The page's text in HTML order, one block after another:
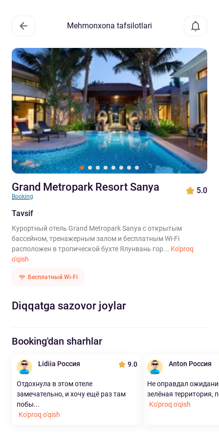
Mehmonxona tafsilotlari
Grand Metropark Resort Sanya
Booking
5.0
Tavsif
Курортный отель Grand Metropark Sanya с открытым
бассейном, тренажерным залом и бесплатным Wi-Fi
расположен в тропической бухте Ялунвань гор... Ko'proq
o'qish
Бесплатный Wi-Fi
Diqqatga sazovor joylar
Booking'dan sharhlar
Lidiia Россия 9.0
Отдохнула в этом отеле
замечательно, и хочу ещё раз там
побы...
Ko'proq o'qish
Anton Россия
Не оправдал
зелёная территория,
Ko'proq o'qish